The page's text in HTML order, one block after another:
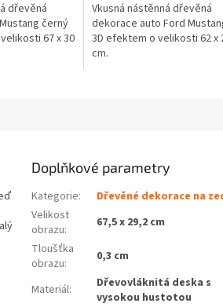
dřevěná
černý
67 x 30
Vkusná nástěnná dřevěná
dekorace auto Ford
3D efektem o velikosti 62 x
cm.
Doplňkové parametry
Kategorie:
Dřevěné dekorace na
Velikost
obrazu:
67,5 x 29,2 cm
Tloušťka
obrazu: 0,3 cm
Materiál:
Dřevovláknitá deska s
vysokou hustotou